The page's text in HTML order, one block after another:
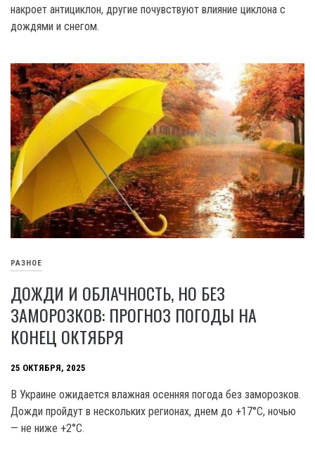
накроет антициклон, другие почувствуют влияние циклона с
дождями и снегом.
РАЗНОЕ
ДОЖДИ И ОБЛАЧНОСТЬ, НО БЕЗ
ЗАМОРОЗКОВ: ПРОГНОЗ ПОГОДЫ НА
КОНЕЦ ОКТЯБРЯ
25 ОКТЯБРЯ, 2025
В Украине ожидается влажная осенняя погода без заморозков.
Дожди пройдут в нескольких регионах, днем до +17°C, ночью
— не ниже +2°C.